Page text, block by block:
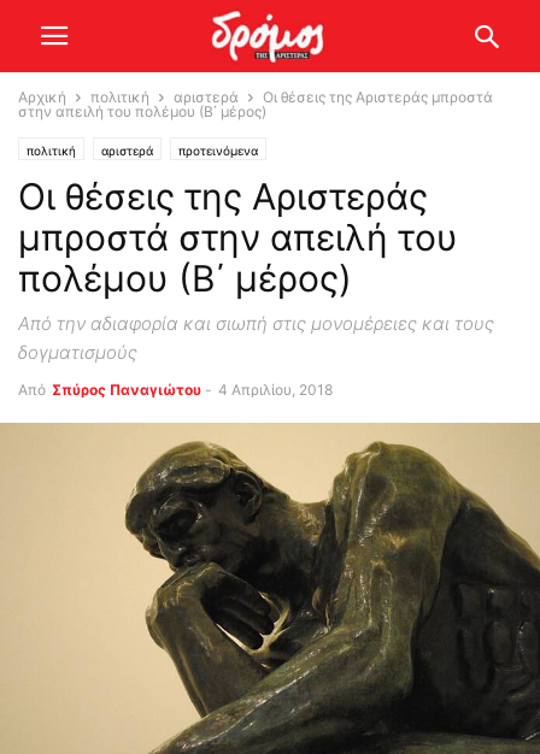
Αρχική πολιτική αριστερά
Οι θέσεις της Αριστεράς μπροστά
στην απειλή του πολέμου (Β΄ μέρος)
πολιτική αριστερά προτεινόμενα
Οι θέσεις της Αριστεράς
μπροστά στην απειλή του
πολέμου (Β΄ μέρος)
Από την αδιαφορία και σιωπή στις μονομέρειες και τους
δογματισμούς
Από Σπύρος Παναγιώτου - 4 Απριλίου, 2018